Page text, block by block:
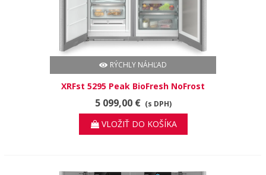
RÝCHLY NÁHĽAD
XRFst 5295 Peak BioFresh NoFrost
5 099,00 € (s DPH)
VLOŽIŤ DO KOŠÍKA